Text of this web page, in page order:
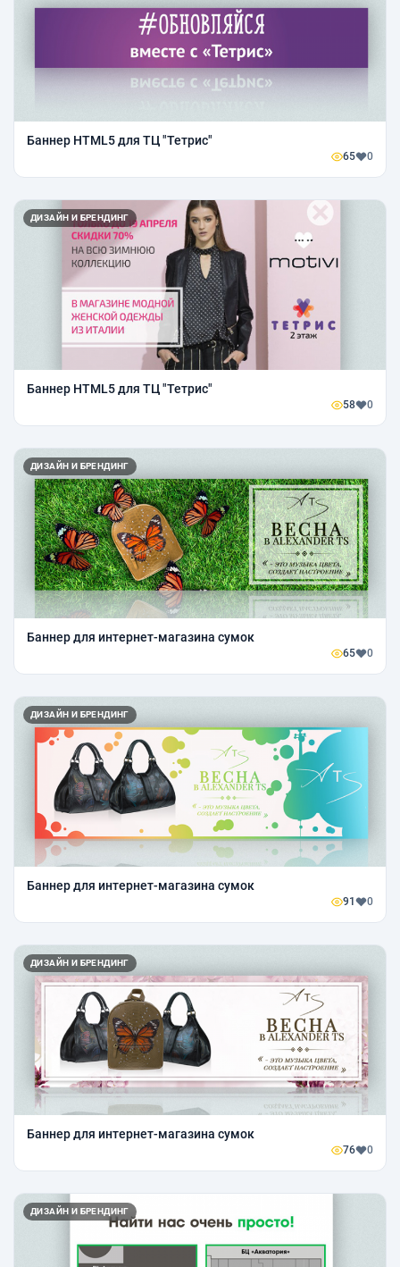
Баннер HTML5 для ТЦ "Тетрис"
65 0
ДИЗАЙН И БРЕНДИНГ
Баннер HTML5 для ТЦ "Тетрис"
58 0
ДИЗАЙН И БРЕНДИНГ
Баннер для интернет-магазина сумок
65 0
ДИЗАЙН И БРЕНДИНГ
Баннер для интернет-магазина сумок
91 0
ДИЗАЙН И БРЕНДИНГ
Баннер для интернет-магазина сумок
76 0
ДИЗАЙН И БРЕНДИНГ